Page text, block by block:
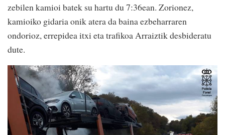
zebilen kamioi batek su hartu du 7:36ean. Zorionez,
kamioiko gidaria onik atera da baina ezbeharraren
ondorioz, errepidea itxi eta trafikoa Arraiztik desbideratu
dute.